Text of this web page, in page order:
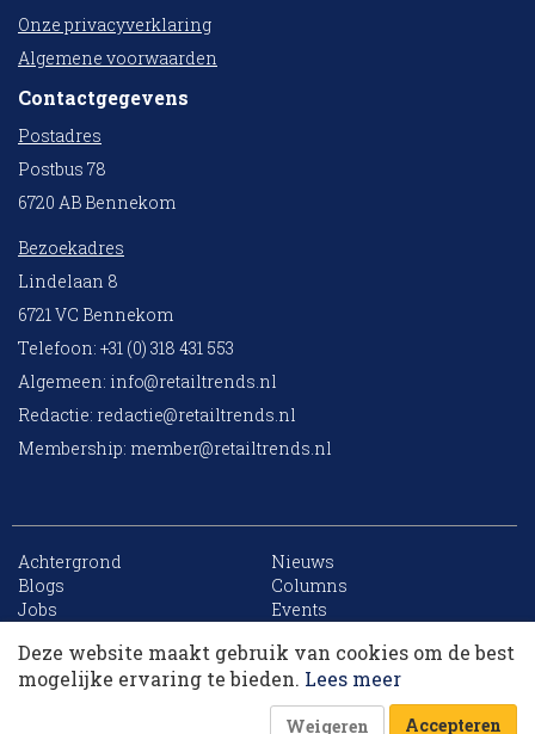
Onze privacyverklaring
Algemene voorwaarden
Contactgegevens
Postadres
Postbus 78
6720 AB Bennekom
Bezoekadres
Lindelaan 8
6721 VC Bennekom
Telefoon: +31 (0) 318 431 553
Algemeen: info@retailtrends.nl
Redactie: redactie@retailtrends.nl
Membership: member@retailtrends.nl
Achtergrond
Nieuws
Blogs
Columns
Jobs
Events
Archief
Sitemap
Deze website maakt gebruik van cookies om de best
mogelijke ervaring te bieden. Lees meer
Weigeren Accepteren
10 collega’s
Korting op events